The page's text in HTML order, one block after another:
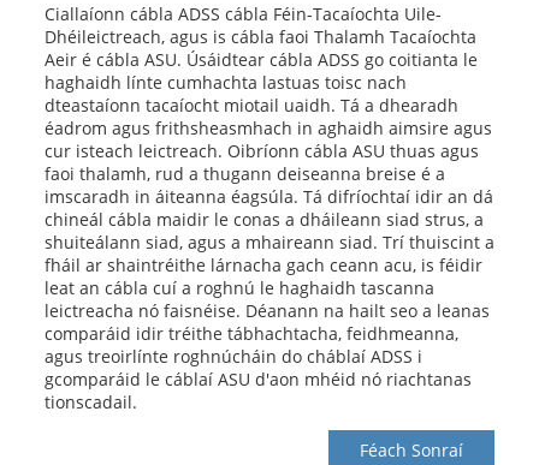
Ciallaíonn cábla ADSS cábla Féin-Tacaíochta Uile-
Dhéileictreach, agus is cábla faoi Thalamh Tacaíochta
Aeir é cábla ASU. Úsáidtear cábla ADSS go coitianta le
haghaidh línte cumhachta lastuas toisc nach
dteastaíonn tacaíocht miotail uaidh. Tá a dhearadh
éadrom agus frithsheasmhach in aghaidh aimsire agus
cur isteach leictreach. Oibríonn cábla ASU thuas agus
faoi thalamh, rud a thugann deiseanna breise é a
imscaradh in áiteanna éagsúla. Tá difríochtaí idir an dá
chineál cábla maidir le conas a dháileann siad strus, a
shuiteálann siad, agus a mhaireann siad. Trí thuiscint a
fháil ar shaintréithe lárnacha gach ceann acu, is féidir
leat an cábla cuí a roghnú le haghaidh tascanna
leictreacha nó faisnéise. Déanann na hailt seo a leanas
comparáid idir tréithe tábhachtacha, feidhmeanna,
agus treoirlínte roghnúcháin do cháblaí ADSS i
gcomparáid le cáblaí ASU d'aon mhéid nó riachtanas
tionscadail.
Féach Sonraí